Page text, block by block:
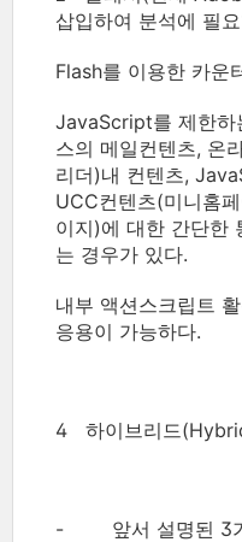
삽입하여 분석에 필
Flash를 이용한 카운
JavaScript를 제한하
스의 메일컨텐츠, 온
리더)내 컨텐츠,
UCC컨텐츠(미니홈
이지)에 대한 간단한
는 경우가 있다.
내부 액션스크립트
응용이 가능하다.
4 하이브리드
- 앞서 설명된 3가